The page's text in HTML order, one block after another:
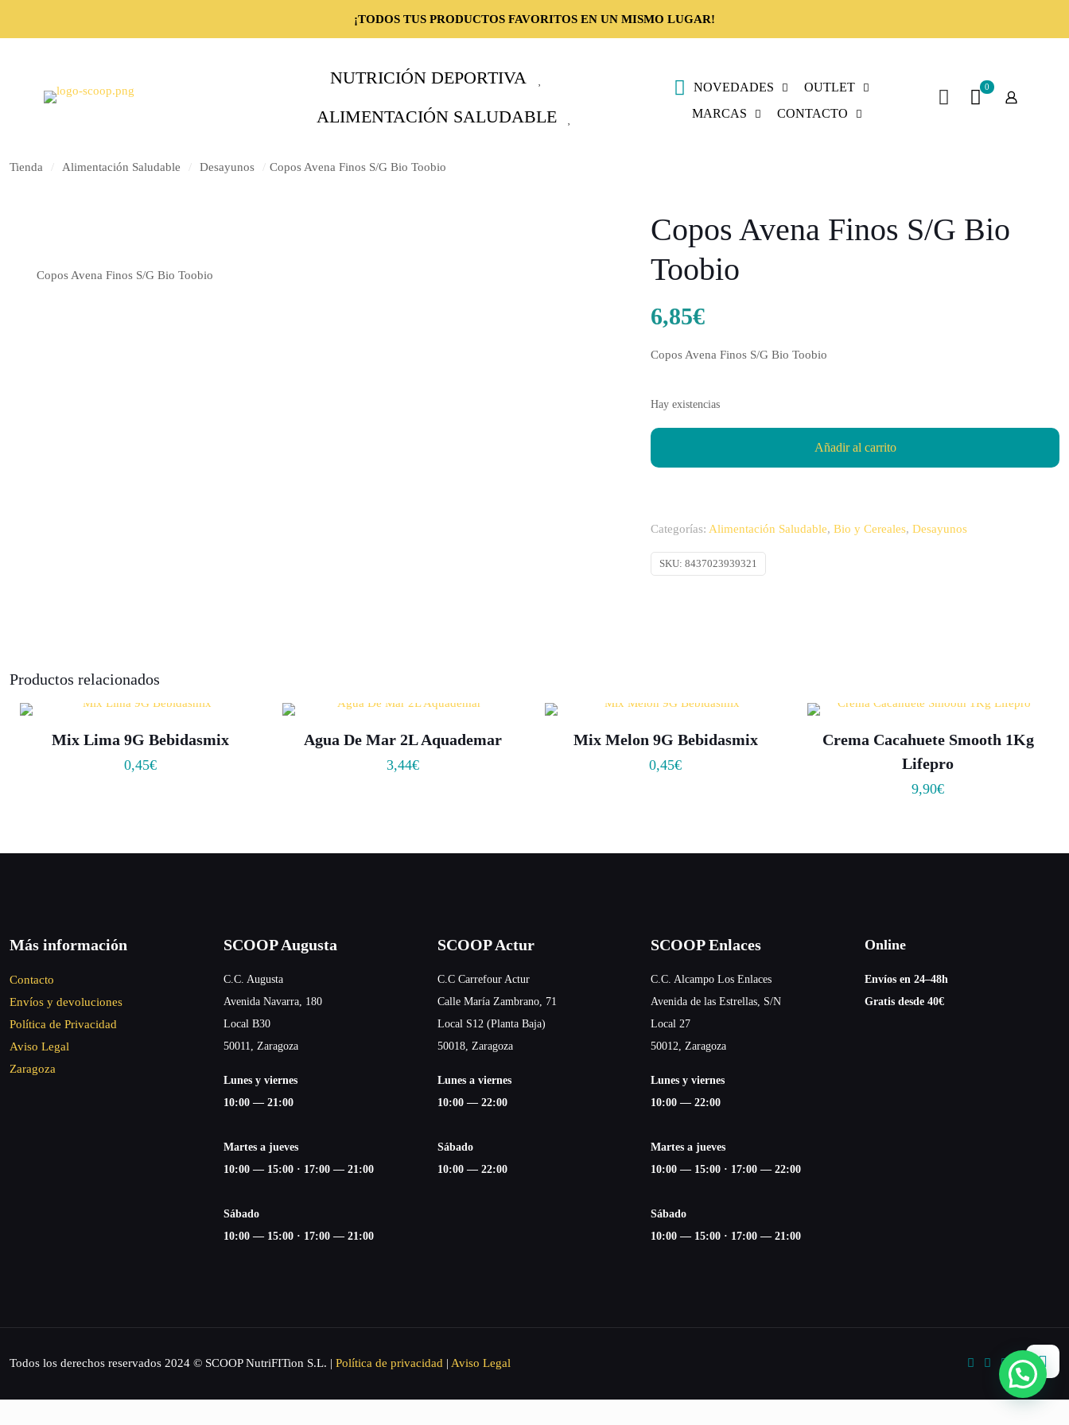
¡TODOS TUS PRODUCTOS FAVORITOS EN UN MISMO LUGAR!
NUTRICIÓN DEPORTIVA
ALIMENTACIÓN SALUDABLE
NOVEDADES
OUTLET
MARCAS
CONTACTO
0
Tienda Alimentación Saludable Desayunos Copos Avena Finos S/G Bio Toobio
Copos Avena Finos S/G Bio Toobio
Copos Avena Finos S/G Bio
Toobio
6,85€
Copos Avena Finos S/G Bio Toobio
Hay existencias
Añadir al carrito
Categorías: Alimentación Saludable,Bio y Cereales,Desayunos
SKU:8437023939321
Productos relacionados
Mix Lima 9G Bebidasmix
0,45€
Agua De Mar 2L Aquademar
3,44€
Mix Melon 9G Bebidasmix
0,45€
Crema Cacahuete Smooth 1Kg
Lifepro
9,90€
Más información
Contacto
Envíos y devoluciones
Política de Privacidad
Aviso Legal
Zaragoza
SCOOP Augusta
C.C. Augusta
Avenida Navarra, 180
Local B30
50011, Zaragoza
Lunes y viernes
10:00 — 21:00
Martes a jueves
10:00 — 15:00 · 17:00 — 21:00
Sábado
10:00 — 15:00 · 17:00 — 21:00
SCOOP Actur
C.C Carrefour Actur
Calle María Zambrano, 71
Local S12 (Planta Baja)
50018, Zaragoza
Lunes a viernes
10:00 — 22:00
Sábado
10:00 — 22:00
SCOOP Enlaces
C.C. Alcampo Los Enlaces
Avenida de las Estrellas, S/N
Local 27
50012, Zaragoza
Lunes y viernes
10:00 — 22:00
Martes a jueves
10:00 — 15:00 · 17:00 — 22:00
Sábado
10:00 — 15:00 · 17:00 — 21:00
Online
Envíos en 24–48h
Gratis desde 40€
Todos los derechos reservados 2024 © SCOOP NutriFITion S.L. | Política de privacidad | Aviso Legal